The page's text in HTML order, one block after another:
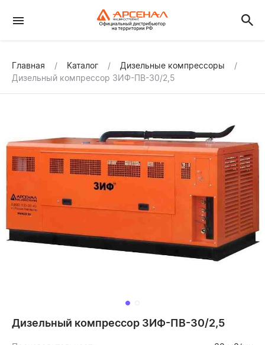
Главная Каталог
Дизельные компрессоры
Дизельный компрессор ЗИФ-ПВ-30/2,5
Дизельный компрессор ЗИФ-ПВ-30/2,5